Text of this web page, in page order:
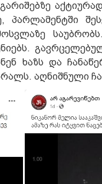
პარლამენტში
ხაზს და
აღნიშნული